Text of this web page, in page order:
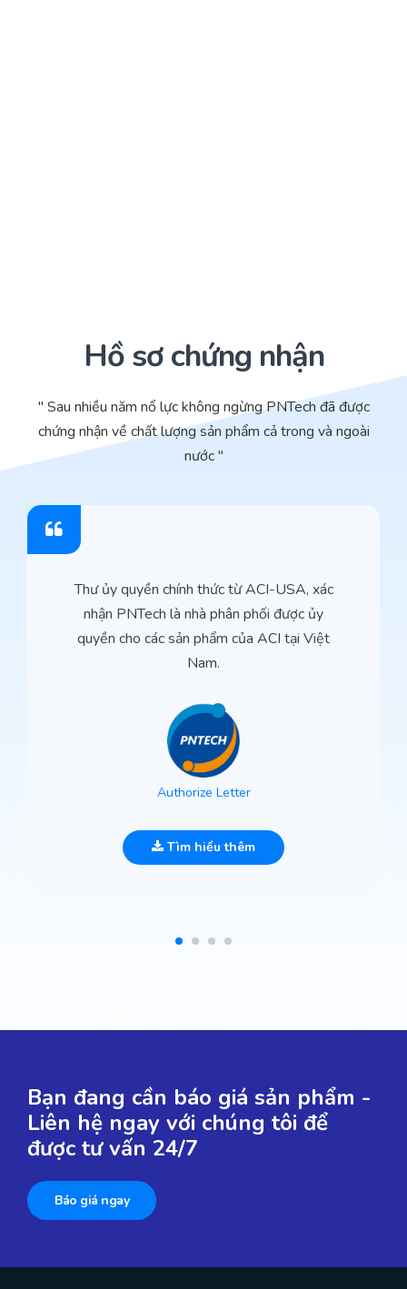
Hồ sơ chứng nhận
" Sau nhiều năm nổ lực không ngừng PNTech đã được
chứng nhận về chất lượng sản phẩm cả trong và ngoài
nước "
Thư ủy quyền chính thức từ ACI-USA, xác
nhận PNTech là nhà phân phối được ủy
quyền cho các sản phẩm của ACI tại Việt
Nam.
Authorize Letter
Tìm hiểu thêm
Bạn đang cần báo giá sản phẩm -
Liên hệ ngay với chúng tôi để
được tư vấn 24/7
Báo giá ngay